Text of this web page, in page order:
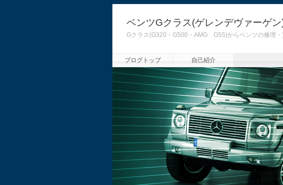
ベンツGクラス(ゲレンデヴァーゲ
Gクラス(G320・G500・AMG G55)からベンツの修理
ブログトップ 自己紹介